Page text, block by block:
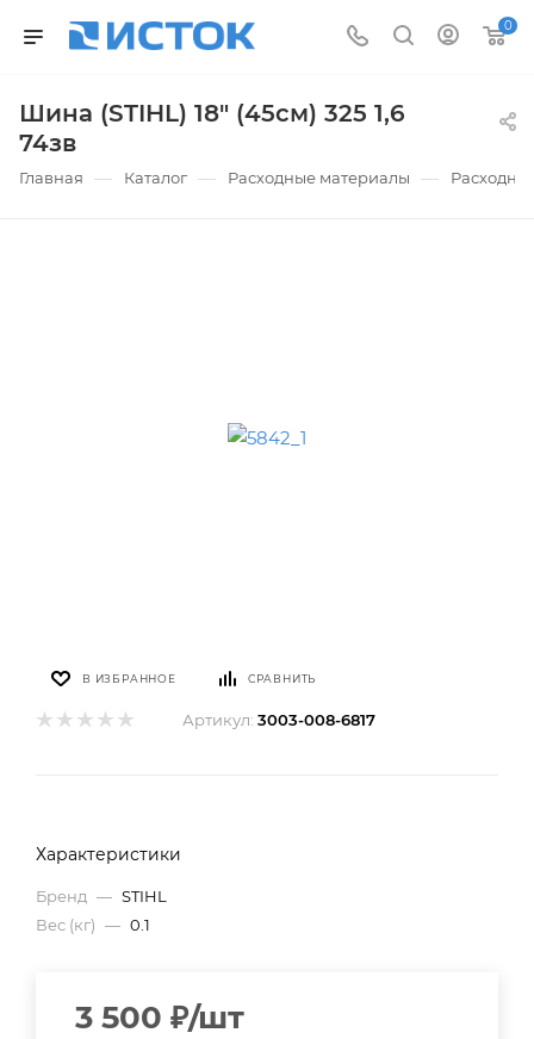
0
Шина (STIHL) 18" (45см) 325 1,6
74зв
Главная — Каталог — Расходные материалы —
В ИЗБРАННОЕ СРАВНИТЬ
Артикул: 3003-008-6817
Характеристики
Бренд — STIHL
Вес (кг) — 0.1
3 500 ₽/шт